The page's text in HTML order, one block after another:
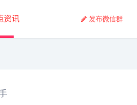
资讯 发布微信群